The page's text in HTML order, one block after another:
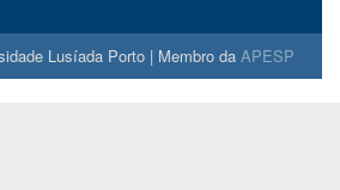
Lusíada Porto | Membro da APESP